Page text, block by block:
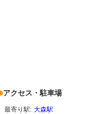
アクセス・駐車場
最寄り駅: 大森駅